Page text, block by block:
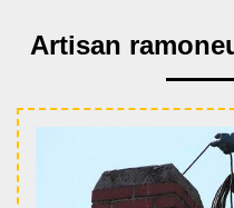
Artisan